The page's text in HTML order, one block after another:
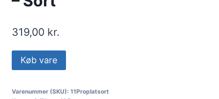
319,00 kr.
Køb vare
Varenummer (SKU): 11Proplatsort